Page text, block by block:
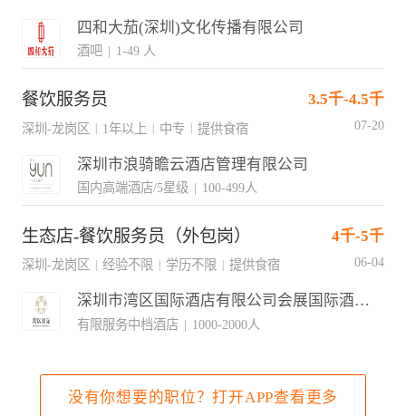
四和大茄(深圳)文化传播有限公司
酒吧 | 1-49 人
餐饮服务员 3.5千-4.5千
深圳-龙岗区 1年以上 中专 提供食宿 07-20
深圳市浪骑瞻云酒店管理有限公司
国内高端酒店/5星级 | 100-499人
生态店-餐饮服务员（外包岗） 4千-5千
深圳-龙岗区 | 经验不限 | 学历不限 | 提供食宿 06-04
深圳市湾区国际酒店有限公司会展国际酒店分公司
有限服务中档酒店 | 1000-2000人
没有你想要的职位？打开APP查看更多